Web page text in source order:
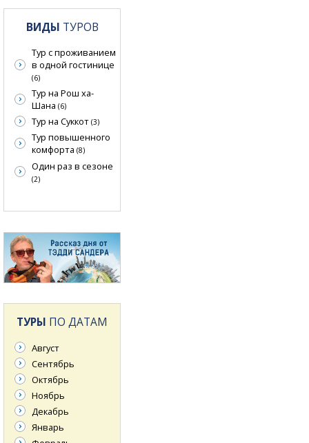
ВИДЫ ТУРОВ
Тур с проживанием
в одной гостинице
(6)
Тур на Рош ха-
Шана (6)
Тур на Суккот (3)
Тур повышенного
комфорта (8)
Один раз в сезоне
(2)
ТУРЫ ПО ДАТАМ
Август
Сентябрь
Октябрь
Ноябрь
Декабрь
Январь